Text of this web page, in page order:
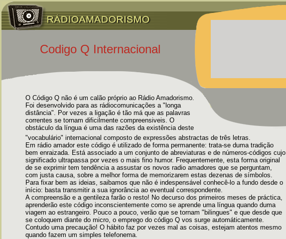
Codigo Q Internacional
O Código Q não é um calão próprio ao Rádio Amadorismo.
Foi desenvolvido para as rádiocomunicações a "longa
distância". Por vezes a ligação é tão má que as palavras
correntes se tornam dificilmente compreensiveis. O
obstáculo da língua é uma das razões da existência deste
"vocabulário" internacional composto de expressões abstractas de três letras.
Em rádio amador este código é utilizado de forma permanente: trata-se duma tradição
bem enraizada. Está associado a um conjunto de abreviaturas e de números-códigos cujo
significado ultrapassa por vezes o mais fino humor. Frequentemente, esta forma original
de se exprimir tem tendência a assustar os novos radio amadores que se perguntam,
com justa causa, sobre a melhor forma de memorizarem estas dezenas de símbolos.
Para fixar bem as ideias, saibamos que não é indespensável conhecê-lo a fundo desde o
início: basta transmitir a sua ignorância ao eventual correspondente.
A compreensão e a gentileza farão o resto! No decurso dos primeiros meses de práctica,
aprenderão este código inconscientemente como se aprende uma língua quando duma
viagem ao estrangeiro. Pouco a pouco, verão que se tornam "bilingues" e que desde que
se coloquem diante do micro, o emprego do código Q vos surge automáticamente.
Contudo uma precaução! O hábito faz por vezes mal as coisas, estejam atentos mesmo
quando fazem um simples telefonema.